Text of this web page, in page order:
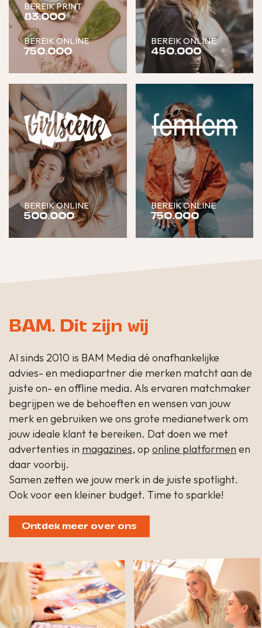
BEREIK PRINT
83.000
BEREIK ONLINE
750.000
BEREIK ONLINE
450.000
BEREIK ONLINE
500.000
BEREIK ONLINE
750.000
BAM. Dit zijn wij
Al sinds 2010 is BAM Media dé onafhankelijke
advies- en mediapartner die merken matcht aan de
juiste on- en offline media. Als ervaren matchmaker
begrijpen we de behoeften en wensen van jouw
merk en gebruiken we ons grote medianetwerk om
jouw ideale klant te bereiken. Dat doen we met
advertenties in magazines, op online platformen en
daar voorbij.
Samen zetten we jouw merk in de juiste spotlight.
Ook voor een kleiner budget. Time to sparkle!
Ontdek meer over ons